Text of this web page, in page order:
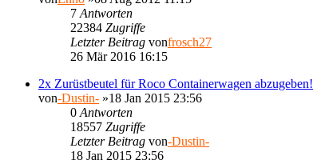
7 Antworten
22384 Zugriffe
Letzter Beitrag vonfrosch27
26 Mär 2016 16:15
2x Zurüstbeutel für Roco Containerwagen abzugeben!
von-Dustin- »18 Jan 2015 23:56
0 Antworten
18557 Zugriffe
Letzter Beitrag von-Dustin-
18 Jan 2015 23:56